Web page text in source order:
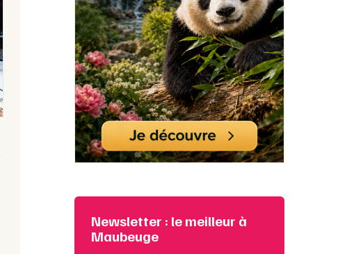
Newsletter : le meilleur à
Maubeuge